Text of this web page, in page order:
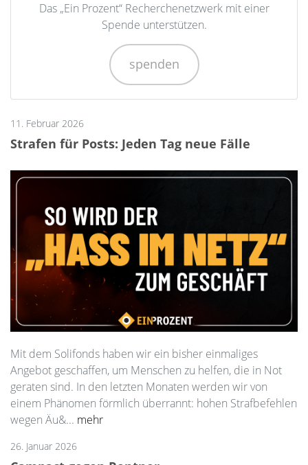
Das „Ein Prozent“ Recherchenetzwerk mit einer
Spende unterstützen.
spenden
11. Februar 2026
Strafen für Posts: Jeden Tag neue Fälle
Mit dem Solifonds haben wir ein bisher einmaliges
Angebot geschaffen, um Menschen zu helfen, die in Not
geraten sind. In den letzten Monaten werden wir von
einem Phänomen förmlich überrannt: hohen Strafbefehlen
wegen Äu&... mehr
26. Januar 2026